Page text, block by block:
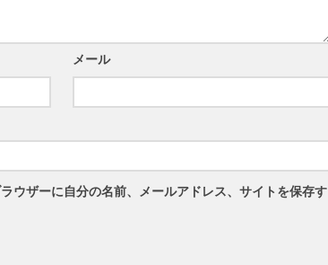
メール
ウザーに自分の名前、メールアドレス、サイトを保存す